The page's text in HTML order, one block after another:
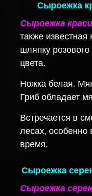
Сыроежка
Сыроежка
также известная
шляпку
цвета.
Ножка белая.
Гриб обладает
Встречается в
лесах, особенно
время.
Сыроежка
Сыроежка